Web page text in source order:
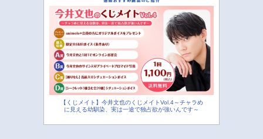
【くじメイト】今井文也のくじメイトVol.4～チャラめ
に見える幼馴染、実は一途で独占欲が強いんです～